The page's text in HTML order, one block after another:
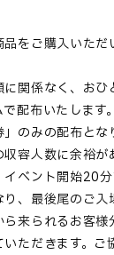
をご購入いた
関係なく、おひ
布いたします
のみの配布と
容人数に余裕
ベント開始20
、最後尾のご入
来られるお客
ただきます。ご